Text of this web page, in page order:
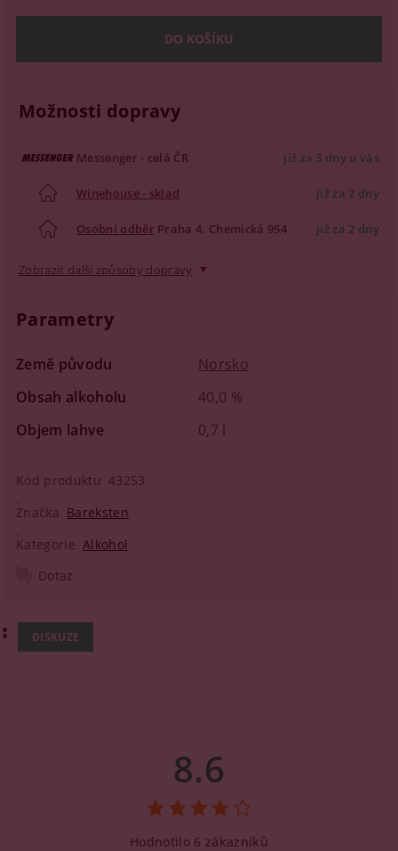
Možnosti dopravy
Messenger - celá ČR již za 3 dny u vás
Winehouse - sklad již za 2 dny
Osobní odběr Praha 4, Chemická 954 již za 2 dny
Zobrazit další způsoby dopravy
Parametry
Země původu
Norsko
Obsah alkoholu
40,0 %
Objem lahve
0,7 l
Kód produktu 43253
Značka Bareksten
Kategorie Alkohol
Dotaz
DISKUZE
8.6
Hodnotilo 6 zákazníků